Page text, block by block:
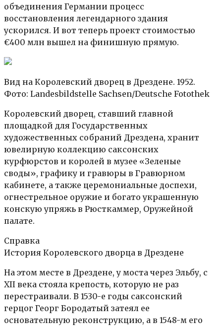
объединения Германии процесс
восстановления легендарного здания
ускорился. И вот теперь проект стоимостью
€400 млн вышел на финишную прямую.
Вид на Королевский дворец в Дрездене. 1952.
Фото: Landesbildstelle Sachsen/Deutsche Fotothek
Королевский дворец, ставший главной
площадкой для Государственных
художественных собраний Дрездена, хранит
ювелирную коллекцию саксонских
курфюрстов и королей в музее «Зеленые
своды», графику и гравюры в Гравюрном
кабинете, а также церемониальные доспехи,
огнестрельное оружие и богато украшенную
конскую упряжь в Рюсткаммер, Оружейной
палате.
Справка
История Королевского дворца в Дрездене
На этом месте в Дрездене, у моста через Эльбу, с
XII века стояла крепость, которую не раз
перестраивали. В 1530-е годы саксонский
герцог Георг Бородатый затеял ее
основательную реконструкцию, а в 1548-м его